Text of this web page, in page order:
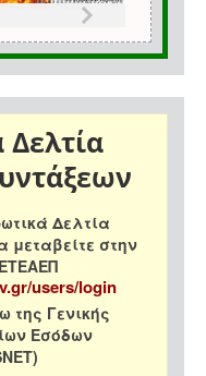
Δελτία
μεταβείτε στην
users/login
της Γενικής
Εσόδων